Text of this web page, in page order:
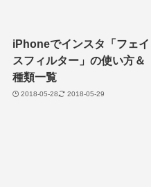
iPhoneでインスタ「フェイ
スフィルター」の使い方＆
種類一覧
2018-05-28 2018-05-29